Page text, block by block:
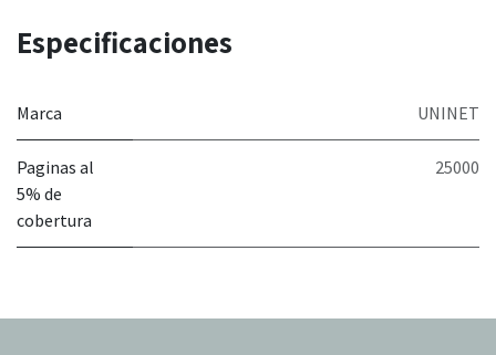
Especificaciones
Marca UNINET
Paginas al
5% de
cobertura
25000